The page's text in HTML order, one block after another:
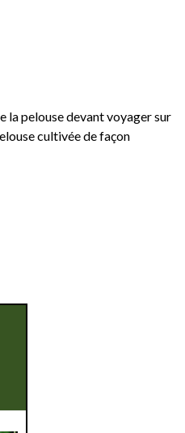
la pelouse devant voyager sur
cultivée de façon